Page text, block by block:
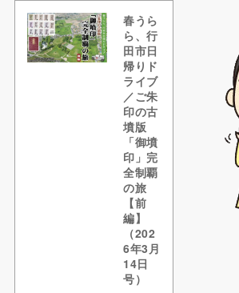
春うら
ら、行
田市日
帰りド
ライブ
／ご朱
印の古
墳版
「御墳
印」完
全制覇
の旅
【前
編】
（202
6年3月
14日
号）